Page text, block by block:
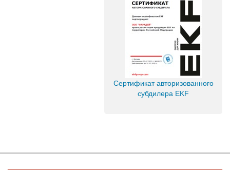
Сертификат авторизованного
субдилера EKF